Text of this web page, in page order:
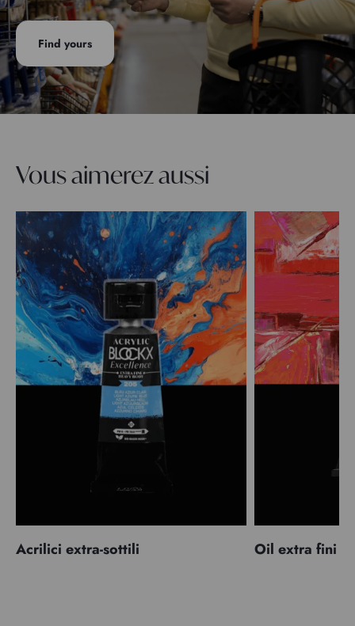
Find yours
Vous aimerez aussi
Acrilici extra-sottili Oil extra fini